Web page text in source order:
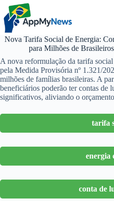
Pular
para
conteúdo
Nova Tarifa Social de Energia:
para Milhões de
A nova reformulação da tarifa
pela Medida Provisória nº 1.321/
milhões de famílias brasileiras. A
beneficiários poderão ter contas de
significativos, aliviando o
tarifa
energia
conta de